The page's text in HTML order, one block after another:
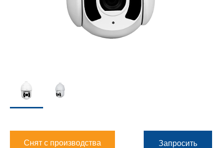
Снят с производства Запросить